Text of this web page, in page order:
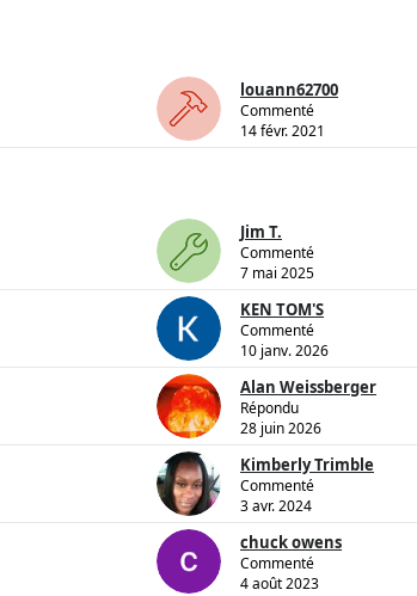
louann62700
Commenté
14 févr. 2021
Jim T.
Commenté
7 mai 2025
KEN TOM'S
Commenté
10 janv. 2026
Alan Weissberger
Répondu
28 juin 2026
Kimberly Trimble
Commenté
3 avr. 2024
chuck owens
Commenté
4 août 2023